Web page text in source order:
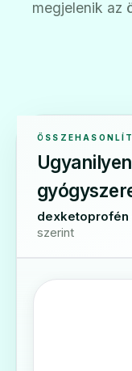
megjelenik az
dexketoprofén
szerint